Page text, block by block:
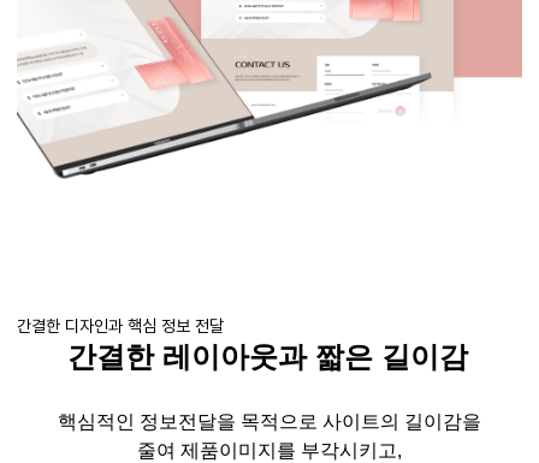
간결한 디자인과 핵심 정보 전달
간결한 레이아웃과 짧은 길이감
핵심적인 정보전달을 목적으로 사이트의 길이감을
줄여 제품이미지를 부각시키고,